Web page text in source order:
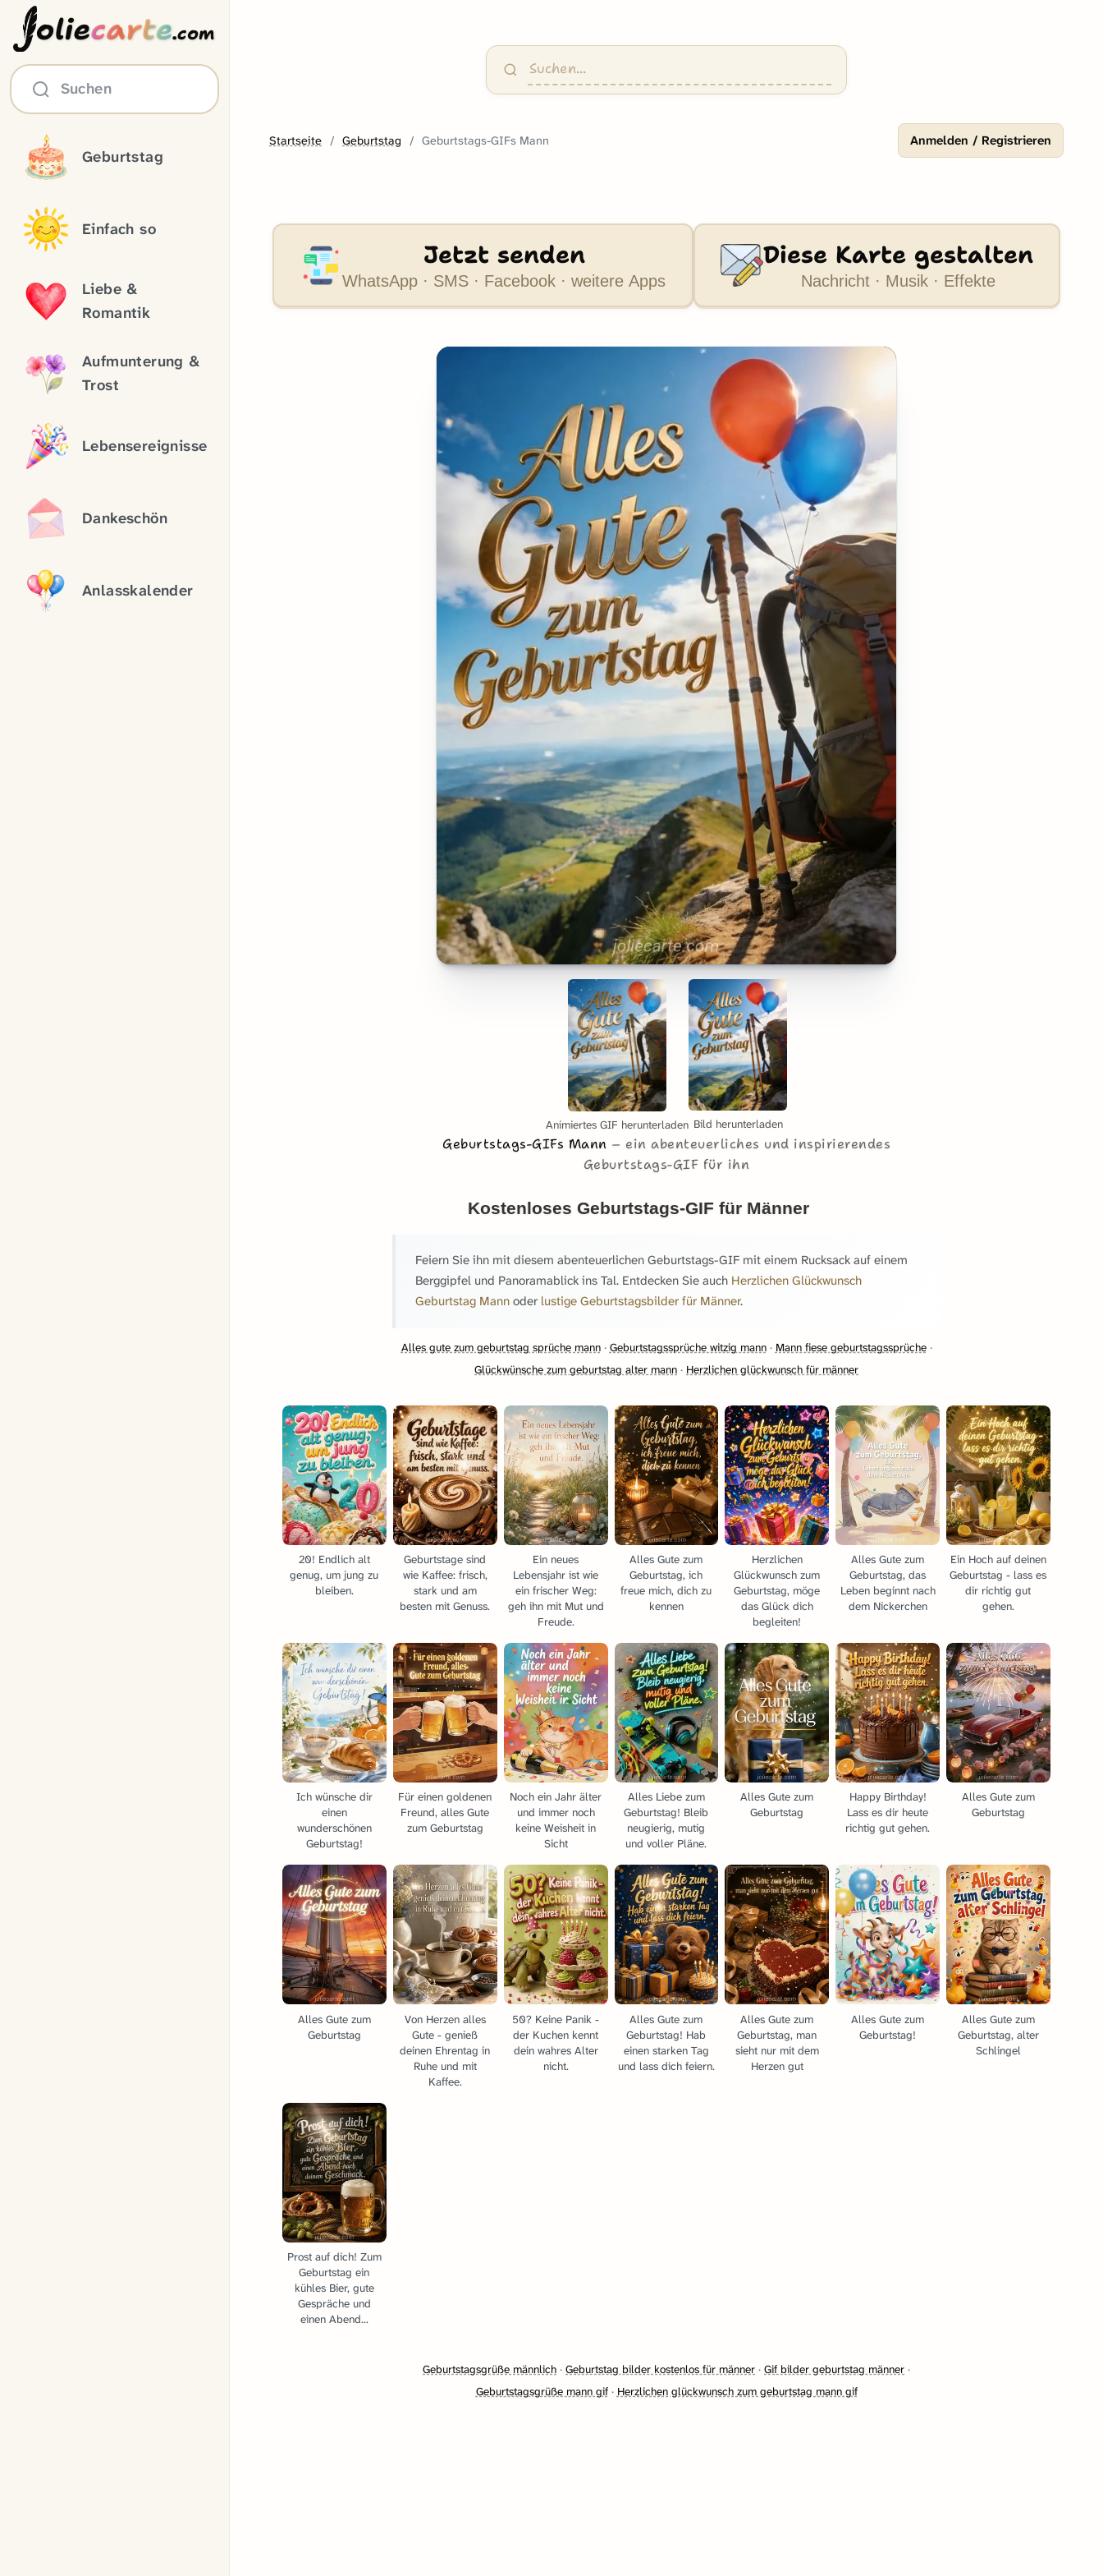
oliecarte.com
Suchen
Geburtstag
Einfach so
Liebe &
Romantik
Aufmunterung &
Trost
Lebensereignisse
Dankeschön
Anlasskalender
Startseite Geburtstag Geburtstags-GIFs Mann Anmelden / Registrieren
Jetzt senden
WhatsApp · SMS · Facebook · weitere Apps
Diese Karte gestalten
Nachricht · Musik · Effekte
Animiertes GIF herunterladen Bild herunterladen
Geburtstags-GIFs Mann
ein abenteuerliches und inspirierendes
Geburtstags-GIF für ihn
Kostenloses Geburtstags-GIF für Männer
Feiern Sie ihn mit diesem abenteuerlichen Geburtstags-GIF mit einem Rucksack auf einem
Berggipfel und Panoramablick ins Tal. Entdecken Sie auch Herzlichen Glückwunsch
Geburtstag Mann oder lustige Geburtstagsbilder für Männer.
Alles gute zum geburtstag sprüche mann· Geburtstagssprüche witzig mann· Mann fiese geburtstagssprüche·
Glückwünsche zum geburtstag alter mann · Herzlichen glückwunsch für männer
20! Endlich alt
genug, um jung zu
bleiben.
Geburtstage sind
wie Kaffee: frisch,
stark und am
besten mit Genuss.
Ein neues
Lebensjahr ist wie
ein frischer Weg:
geh ihn mit Mut und
Freude.
Alles Gute zum
Geburtstag, ich
freue mich, dich zu
kennen
Herzlichen
Glückwunsch zum
Geburtstag, möge
das Glück dich
begleiten!
Alles Gute zum
Geburtstag, das
Leben beginnt nach
dem Nickerchen
Ein Hoch auf deinen
Geburtstag - lass es
dir richtig gut
gehen.
Ich wünsche dir
einen
wunderschönen
Geburtstag!
Für einen goldenen
Freund, alles Gute
zum Geburtstag
Noch ein Jahr älter
und immer noch
keine Weisheit in
Sicht
Alles Liebe zum
Geburtstag! Bleib
neugierig, mutig
und voller Pläne.
Alles Gute zum
Geburtstag
Happy Birthday!
Lass es dir heute
richtig gut gehen.
Alles Gute zum
Geburtstag
Alles Gute zum
Geburtstag
Von Herzen alles
Gute - genieß
deinen Ehrentag in
Ruhe und mit
Kaffee.
50? Keine Panik -
der Kuchen kennt
dein wahres Alter
nicht.
Alles Gute zum
Geburtstag! Hab
einen starken Tag
und lass dich feiern.
Alles Gute zum
Geburtstag, man
sieht nur mit dem
Herzen gut
Alles Gute zum
Geburtstag!
Alles Gute zum
Geburtstag, alter
Schlingel
Prost auf dich! Zum
Geburtstag ein
kühles Bier, gute
Gespräche und
einen Abend...
Geburtstagsgrüße männlich · Geburtstag bilder kostenlos für männer · Gif bilder geburtstag männer ·
Geburtstagsgrüße mann gif· Herzlichen glückwunsch zum geburtstag mann gif